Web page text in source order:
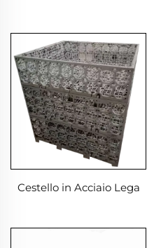
Cestello in Acciaio Lega